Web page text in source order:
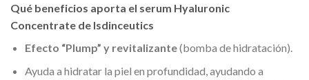
Qué beneficios aporta el serum Hyaluronic
Concentrate de Isdinceutics
Efecto “Plump” y revitalizante(bomba de hidratación).
Ayuda a hidratar la piel en profundidad, ayudando a